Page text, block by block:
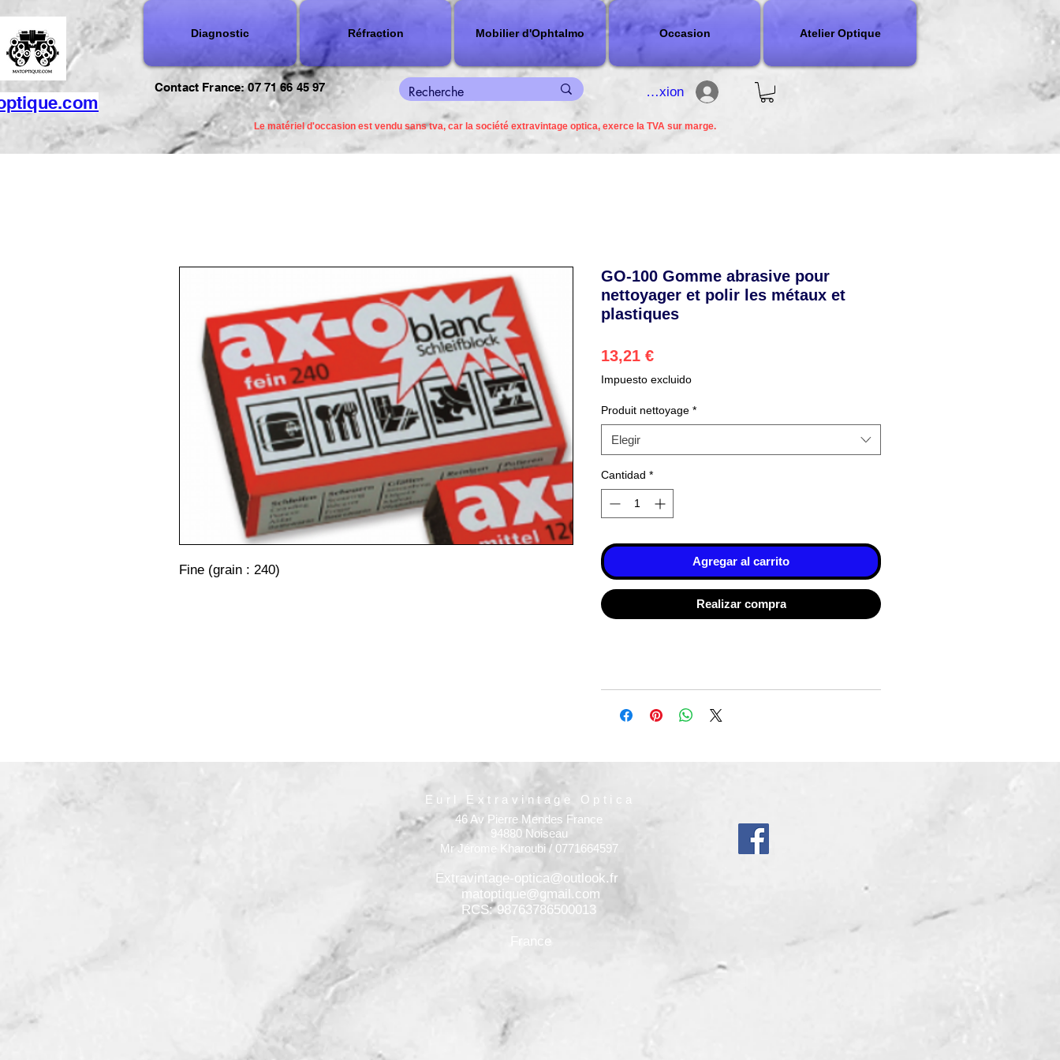
Diagnostic Réfraction Mobilier d'Ophtalmo Occasion Atelier Optique
Contact France: 07 71 66 45 97 connexion
Le matériel d'occasion est vendu sans tva, car la société extravintage optica, exerce la TVA sur marge.
Fine (grain : 240)
GO-100 Gomme abrasive pour
nettoyager et polir les métaux et
plastiques
13,21 €Precio
Impuesto excluido
Produit nettoyage *
Elegir
Cantidad *
Agregar al carrito
Realizar compra
Eurl Extravintage Optica
46 Av Pierre Mendes France
94880 Noiseau
Mr Jérome Kharoubi / 0771664597
Extravintage-optica@outlook.fr
matoptique@gmail.com
RCS: 98763786500013
France